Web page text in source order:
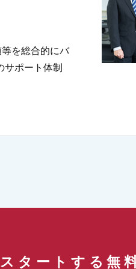
を総合的にバ
サポート体制
タートする無